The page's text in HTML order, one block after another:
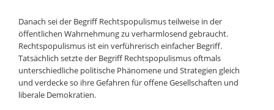
Danach sei der Begriff Rechtspopulismus teilweise in der
öffentlichen Wahrnehmung zu verharmlosend gebraucht.
Rechtspopulismus ist ein verführerisch einfacher Begriff.
Tatsächlich setzte der Begriff Rechtspopulismus oftmals
unterschiedliche politische Phänomene und Strategien gleich
und verdecke so ihre Gefahren für offene Gesellschaften und
liberale Demokratien.